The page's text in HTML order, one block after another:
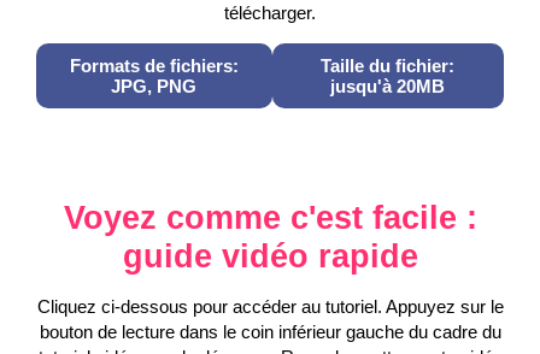
télécharger.
Formats de fichiers:
JPG, PNG
Taille du fichier:
jusqu'à 20MB
Voyez comme c'est facile :
guide vidéo rapide
Cliquez ci-dessous pour accéder au tutoriel. Appuyez sur le
bouton de lecture dans le coin inférieur gauche du cadre du